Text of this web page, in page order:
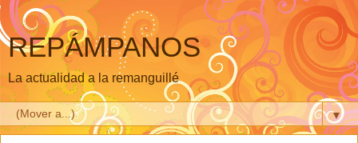
REPÁMPANOS
La actualidad a la remanguillé
▼